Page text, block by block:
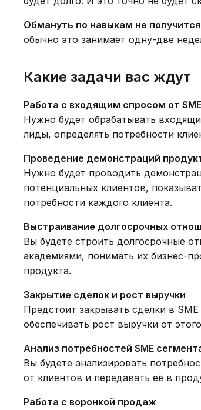
Обмануть по навыкам не
обычно это занимает одну-две
Какие задачи вас ждут
Работа с входящим спросом от
Нужно будет обрабатывать
лиды, определять потребности
Проведение демонстраций
Нужно будет проводить
потенциальных клиентов,
потребности каждого клиента.
Выстраивание долгосрочных
Вы будете строить долгосрочные
академиями, понимать их бизнес-
продукта.
Закрытие сделок и рост выручки
Предстоит закрывать сделки в
обеспечивать рост выручки от
Анализ потребностей SME
Вы будете анализировать
от клиентов и передавать её в
Работа с воронкой продаж